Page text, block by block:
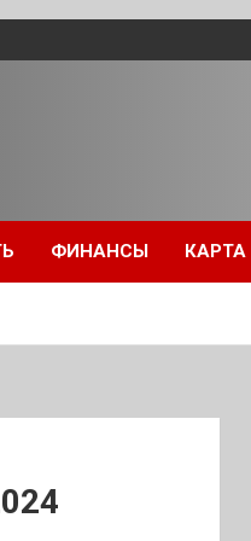
ФИНАНСЫ